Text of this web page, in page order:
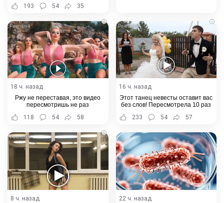
193 54 35
i
18 ч. назад
Ржу не переставая, это видео
пересмотришь не раз
118
54 58
i
16 ч. назад
Этот танец невесты оставит вас
без слов! Пересмотрела 10 раз
233
54 57
i
8 ч. назад
22 ч. назад